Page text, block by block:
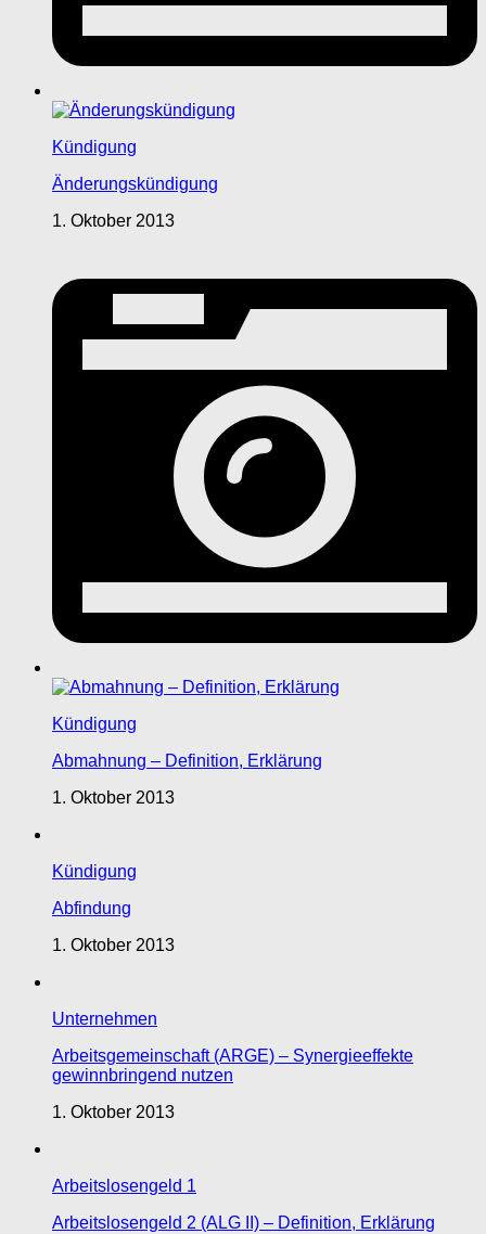
Kündigung
Änderungskündigung
1. Oktober 2013
Kündigung
Abmahnung – Definition, Erklärung
1. Oktober 2013
Kündigung
Abfindung
1. Oktober 2013
Unternehmen
Arbeitsgemeinschaft (ARGE) – Synergieeffekte
gewinnbringend nutzen
1. Oktober 2013
Arbeitslosengeld 1
Arbeitslosengeld 2 (ALG II) – Definition, Erklärung